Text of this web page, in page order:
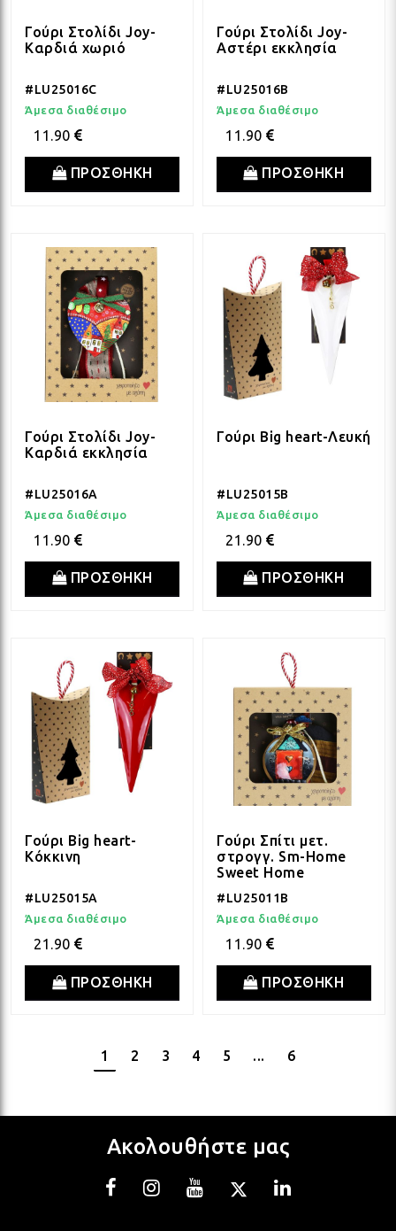
Γούρι Στολίδι Joy-
Καρδιά χωριό
#LU25016C
Άμεσα διαθέσιμο
11.90
ΠΡΟΣΘΗΚΗ
Γούρι Στολίδι Joy-
Αστέρι εκκλησία
#LU25016B
Άμεσα διαθέσιμο
11.90
ΠΡΟΣΘΗΚΗ
Γούρι Στολίδι Joy-
Καρδιά εκκλησία
#LU25016A
Άμεσα διαθέσιμο
11.90
ΠΡΟΣΘΗΚΗ
Γούρι Big heart-Λευκή
#LU25015B
Άμεσα διαθέσιμο
21.90
ΠΡΟΣΘΗΚΗ
Γούρι Big heart-
Κόκκινη
#LU25015A
Άμεσα διαθέσιμο
21.90
ΠΡΟΣΘΗΚΗ
Γούρι Σπίτι μετ.
στρογγ. Sm-Home
Sweet Home
#LU25011B
Άμεσα διαθέσιμο
11.90
ΠΡΟΣΘΗΚΗ
1 2 3 4 5 ... 6
Ακολουθήστε μας